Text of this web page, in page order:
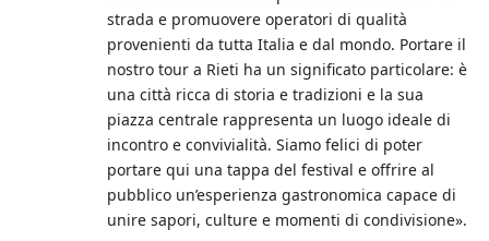
strada e promuovere operatori di qualità
provenienti da tutta Italia e dal mondo. Portare il
nostro tour a Rieti ha un significato particolare: è
una città ricca di storia e tradizioni e la sua
piazza centrale rappresenta un luogo ideale di
incontro e convivialità. Siamo felici di poter
portare qui una tappa del festival e offrire al
pubblico un’esperienza gastronomica capace di
unire sapori, culture e momenti di condivisione».